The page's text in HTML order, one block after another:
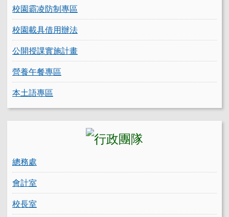
校園霸凌防制專區
校園載具借用辦法
公開授課實施計畫
營養午餐專區
本土語專區
總務處
會計室
校長室